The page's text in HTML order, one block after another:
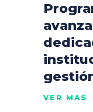
VER MÁS